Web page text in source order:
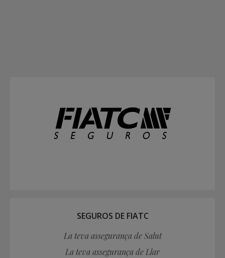
SEGUROS DE FIATC
La teva assegurança de Salut
La teva assegurança de Llar